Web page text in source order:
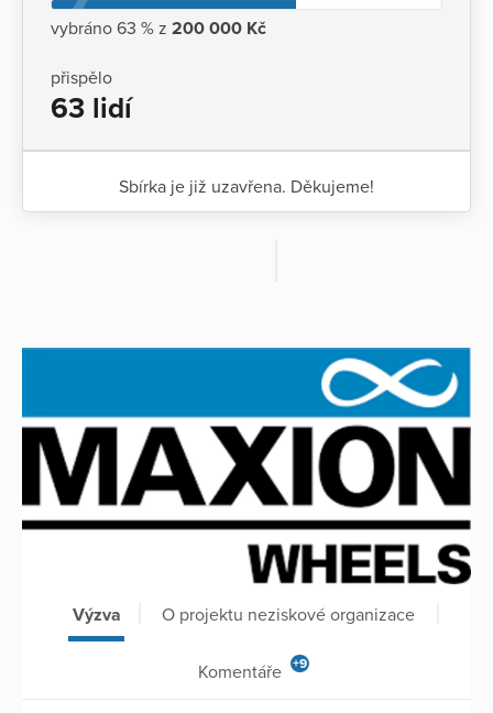
vybráno 63 % z 200 000 Kč
přispělo
63 lidí
Sbírka je již uzavřena. Děkujeme!
Výzva O projektu neziskové organizace
Komentáře +9